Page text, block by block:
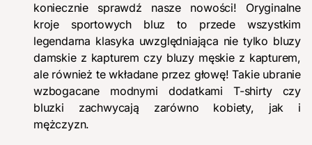
koniecznie sprawdź nasze nowości! Oryginalne
kroje sportowych bluz to przede wszystkim
legendarna klasyka uwzględniająca nie tylko bluzy
damskie z kapturem czy bluzy męskie z kapturem,
ale również te wkładane przez głowę! Takie ubranie
wzbogacane modnymi dodatkami T-shirty czy
bluzki zachwycają zarówno kobiety, jak i
mężczyzn.